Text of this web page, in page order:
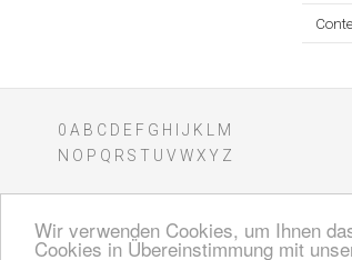
Wir verwenden Cookies, um Ihnen
Cookies in Übereinstimmung mit
0 A B C D E F G H J K
M
N O P Q R S T U V WXY Z